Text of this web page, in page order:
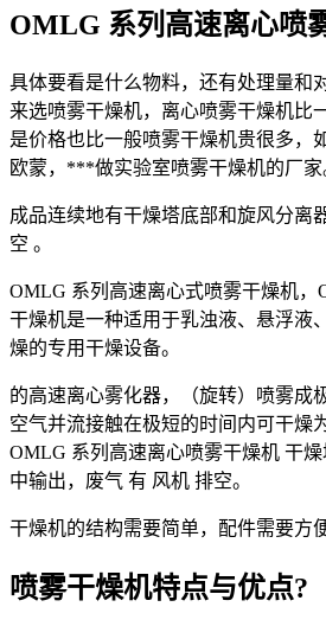
OMLG 系列高速离心喷
具体要看是什么物料，还有处理量和
来选喷雾干燥机，离心喷雾干燥机比
是价格也比一般喷雾干燥机贵很多，
欧蒙，***做实验室喷雾干燥机的厂家
成品连续地有干燥塔底部和旋风分离
空 。
OMLG 系列高速离心式喷雾干燥机，
干燥机是一种适用于乳浊液、悬浮液
燥的专用干燥设备。
的高速离心雾化器，（旋转）喷雾成
空气并流接触在极短的时间内可干燥
OMLG 系列高速离心喷雾干燥机 干
中输出，废气 有 风机 排空。
干燥机的结构需要简单，配件需要方
喷雾干燥机特点与优点?